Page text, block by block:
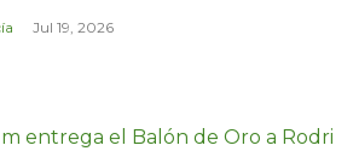
Jul 19, 2026